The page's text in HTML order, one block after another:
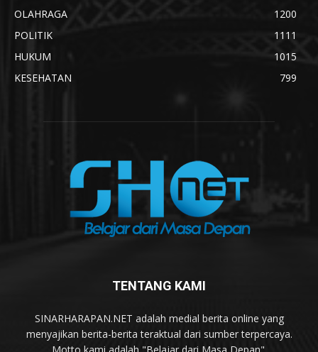
OLAHRAGA
1200
POLITIK
1111
HUKUM
1015
KESEHATAN
799
TENTANG KAMI
SINARHARAPAN.NET adalah medial berita online yang
menyajikan berita-berita teraktual dari sumber terpercaya.